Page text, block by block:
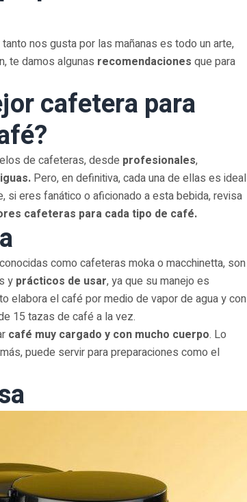
nos gusta por las mañanas es todo un arte,
te damos algunas recomendaciones que para
cafetera para
de cafeteras, desde profesionales,
Pero, en definitiva, cada una de ellas es ideal
si eres fanático o aficionado a esta bebida, revisa
cafeteras para cada tipo de café.
como cafeteras moka o macchinetta, son
y prácticos de usar, ya que su manejo es
elabora el café por medio de vapor de agua y con
15 tazas de café a la vez.
café muy cargado y con mucho cuerpo. Lo
puede servir para preparaciones como el